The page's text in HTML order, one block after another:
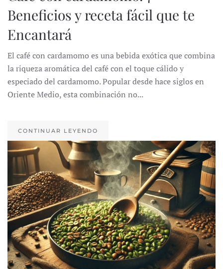
Beneficios y receta fácil que te
Encantará
El café con cardamomo es una bebida exótica que combina
la riqueza aromática del café con el toque cálido y
especiado del cardamomo. Popular desde hace siglos en
Oriente Medio, esta combinación no...
CONTINUAR LEYENDO